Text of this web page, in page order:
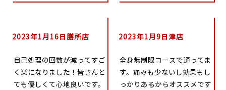
2023年1月16日膳所店
自己処理の回数が減ってすご
く楽になりました！皆さんと
ても優しくて心地良いです。
2023年1月9日津店
全身無制限コースで通ってま
す。痛みも少ないし効果もし
っかりあるからオススメです